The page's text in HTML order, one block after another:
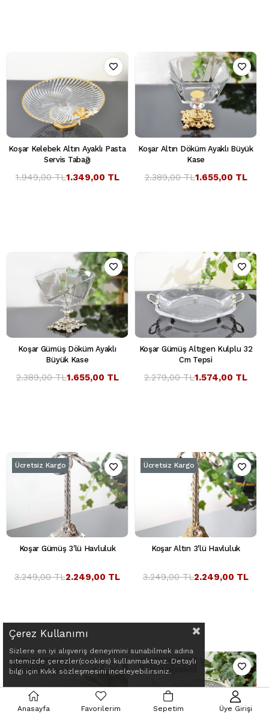
Koşar Kelebek Altın Ayaklı Pasta
Servis Tabağı
1.349,00 TL
1.949,00 TL
Koşar Altın Döküm Ayaklı Büyük
Kase
1.655,00 TL
2.389,00 TL
Koşar Gümüş Döküm Ayaklı
Büyük Kase
1.655,00 TL
2.389,00 TL
Koşar Gümüş Altıgen Kulplu 32
Cm Tepsi
1.574,00 TL
2.279,00 TL
Koşar Gümüş 3'lü Havluluk
2.249,00 TL
3.249,00 TL
Ücretsiz Kargo
Koşar Altın 3'lü Havluluk
2.249,00 TL
3.249,00 TL
Ücretsiz Kargo
Ücretsiz Kargo Ücretsiz Kargo
Çerez Kullanımı
Sizlere en iyi alışveriş deneyimini sunabilmek adına
sitemizde çerezler(cookies) kullanmaktayız. Detaylı
bilgi için Kvkk sözleşmesini inceleyebilirsiniz.
Anasayfa Favorilerim Sepetim Üye Girişi